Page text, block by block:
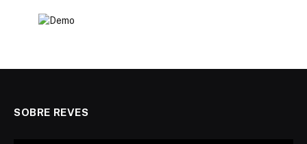
SOBRE REVES